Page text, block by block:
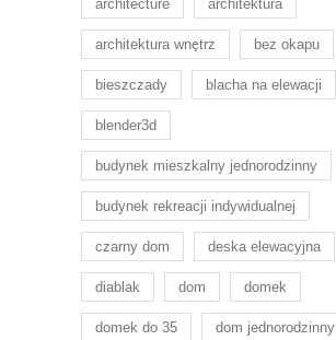
architecture architektura
architektura wnętrz bez okapu
bieszczady blacha na elewacji
blender3d
budynek mieszkalny jednorodzinny
budynek rekreacji indywidualnej
czarny dom deska elewacyjna
diablak dom domek
domek do 35 dom jednorodzinny